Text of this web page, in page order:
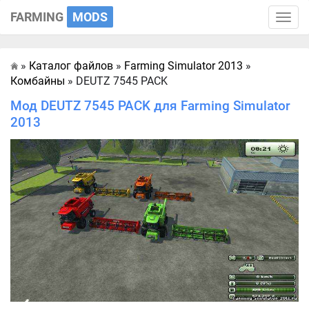
Toggle
FARMING MODS
Главная
» Каталог файлов » Farming Simulator 2013 »
Комбайны » DEUTZ 7545 PACK
Мод DEUTZ 7545 PACK для Farming Simulator
2013